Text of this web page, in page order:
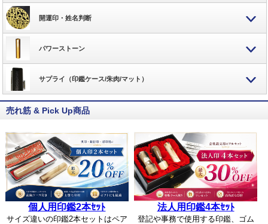
開運印・姓名判断
パワーストーン
サプライ（印鑑ケース/朱肉/マット）
売れ筋 & Pick Up商品
個人用印鑑2本ｾｯﾄ
サイズ違いの印鑑2本セットはペア
法人用印鑑4本ｾｯﾄ
登記や事務で使用する印鑑、ゴム